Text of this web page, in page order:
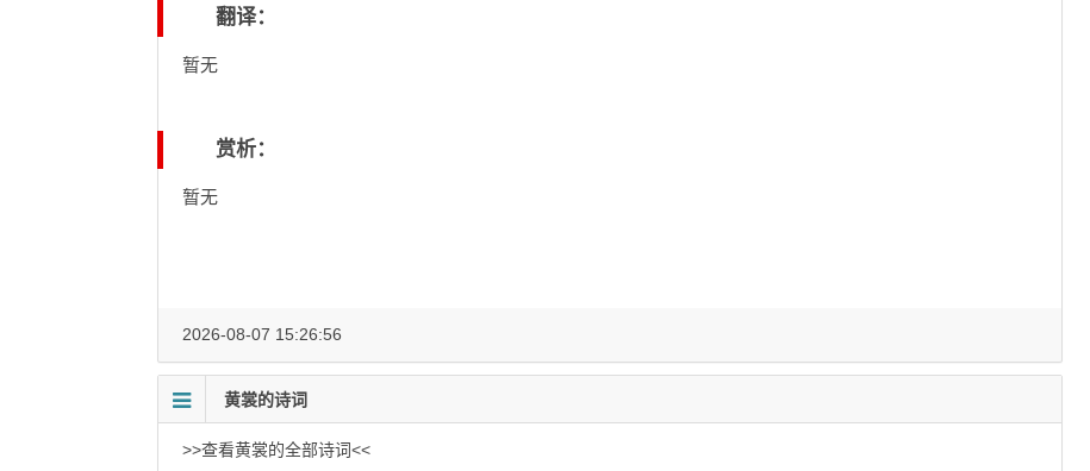
翻译：
暂无
赏析：
暂无
2026-08-07 15:26:56
黄裳的诗词
>>查看黄裳的全部诗词<<